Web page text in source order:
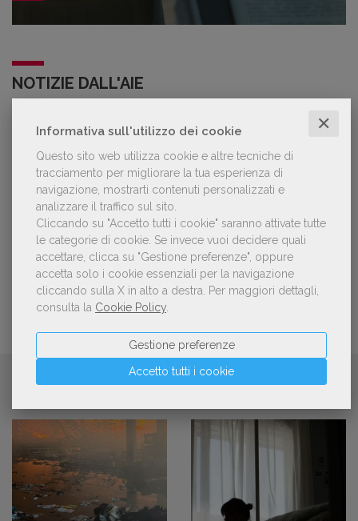
Informativa sull'utilizzo dei cookie ✕
Questo sito web utilizza cookie e altre tecniche di
tracciamento per migliorare la tua esperienza di
navigazione, mostrarti contenuti personalizzati e
analizzare il traffico sul sito.
Cliccando su "Accetto tutti i cookie" saranno attivate tutte
le categorie di cookie. Se invece vuoi decidere quali
accettare, clicca su "Gestione preferenze", oppure
accetta solo i cookie essenziali per la navigazione
cliccando sulla X in alto a destra. Per maggiori dettagli,
consulta la Cookie Policy
Accetto tutti i cookie
Gestione preferenze
NOTIZIE DALL'AIE
Il Premio Inge Feltrinelli apre le
dedicata al tema della pace
Aperte le adesioni alla collettiva italiana
della China Shanghai International
Children's Book Fair 2026. Candidature
entro il 21 luglio 2026
CONTINUA A LEGGERE